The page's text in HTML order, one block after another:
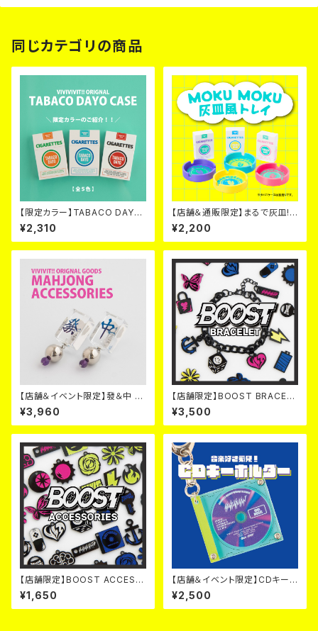
同じカテゴリの商品
【限定カラー】TABACO DAYO
CASE！ (小物入れ)【全5色】
¥2,310
【店舗＆通販限定】まるで灰皿!?
MOKUMOKU灰皿風トレイ【全
４色】
¥2,200
【店舗＆イベント限定】發＆中 ク
リア麻雀 貼り付けピアス＆イヤ
リング【５色】
¥3,960
【店舗限定】BOOST BRACELE
T
¥3,500
【店舗限定】BOOST ACCESS
ORIES
¥1,650
【店舗＆イベント限定】CDキー
ホルダー
¥2,500